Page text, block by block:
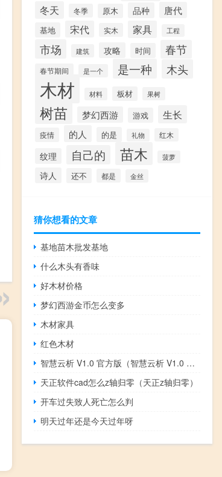
冬天 冬季 原木 品种 唐代
基地 宋代 实木 家具 工程
市场 建筑 攻略 时间 春节
春节期间 是一个 是一种 木头
木材 材料 板材 果树
树苗 梦幻西游 游戏 生长
疫情 的人 的是 礼物 红木
纹理 自己的 苗木 菠萝
诗人 还不 都是 金丝
猜你想看的文章
基地苗木批发基地
什么木头有香味
好木材价格
梦幻西游金币怎么变多
木材家具
红色木材
智慧云析 V1.0 官方版（智慧云析 V1.0 官方版功能简介）
天正软件cad怎么z轴归零（天正z轴归零）
开车过失致人死亡怎么判
明天过年还是今天过年呀